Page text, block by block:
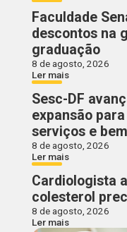
Faculdade
descontos na
graduação
8 de agosto, 2026
Ler mais
Sesc-DF
expansão
serviços e
8 de agosto, 2026
Ler mais
Cardiologista
colesterol
8 de agosto, 2026
Ler mais